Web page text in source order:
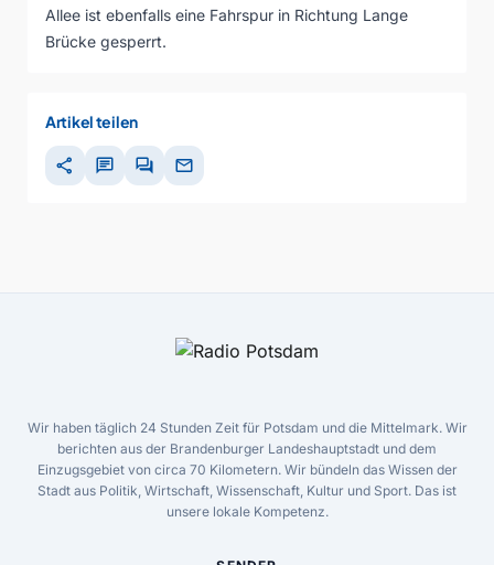
Allee ist ebenfalls eine Fahrspur in Richtung Lange
Brücke gesperrt.
Artikel teilen
share chat forum mail
Wir haben täglich 24 Stunden Zeit für Potsdam und die Mittelmark. Wir
berichten aus der Brandenburger Landeshauptstadt und dem
Einzugsgebiet von circa 70 Kilometern. Wir bündeln das Wissen der
Stadt aus Politik, Wirtschaft, Wissenschaft, Kultur und Sport. Das ist
unsere lokale Kompetenz.